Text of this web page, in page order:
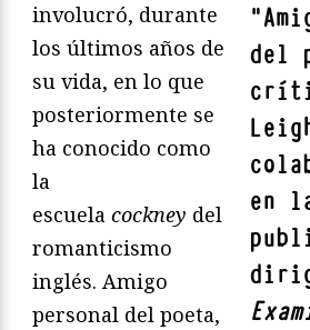
"
del
en
involucró, durante
los últimos años de
su vida, en lo que
posteriormente se
ha conocido como
la
escuela cockney del
romanticismo
inglés. Amigo
personal del poeta,